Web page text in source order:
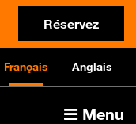
Réservez
Français Anglais
Menu